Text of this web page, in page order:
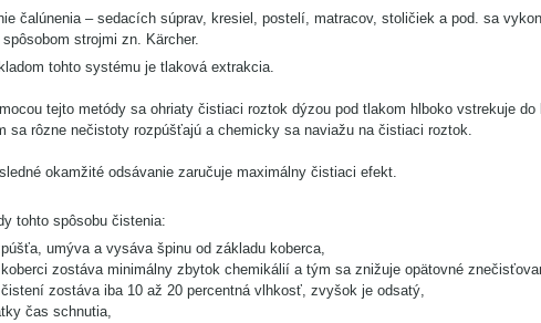
čalúnenia – sedacích súprav, kresiel, postelí, matracov, stoličiek a pod. sa
strojmi zn. Kärcher.
tohto systému je tlaková extrakcia.
tejto metódy sa ohriaty čistiaci roztok dýzou pod tlakom hlboko vstrekuje do
sa rôzne nečistoty rozpúšťajú a chemicky sa naviažu na čistiaci roztok.
okamžité odsávanie zaručuje maximálny čistiaci efekt.
tohto spôsobu čistenia:
umýva a vysáva špinu od základu koberca,
zostáva minimálny zbytok chemikálií a tým sa znižuje opätovné
zostáva iba 10 až 20 percentná vlhkosť, zvyšok je odsatý,
čas schnutia,